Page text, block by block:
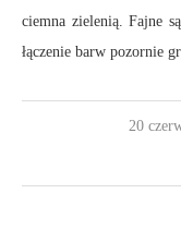
ciemna zielenią. Fajne
łączenie barw pozornie
20